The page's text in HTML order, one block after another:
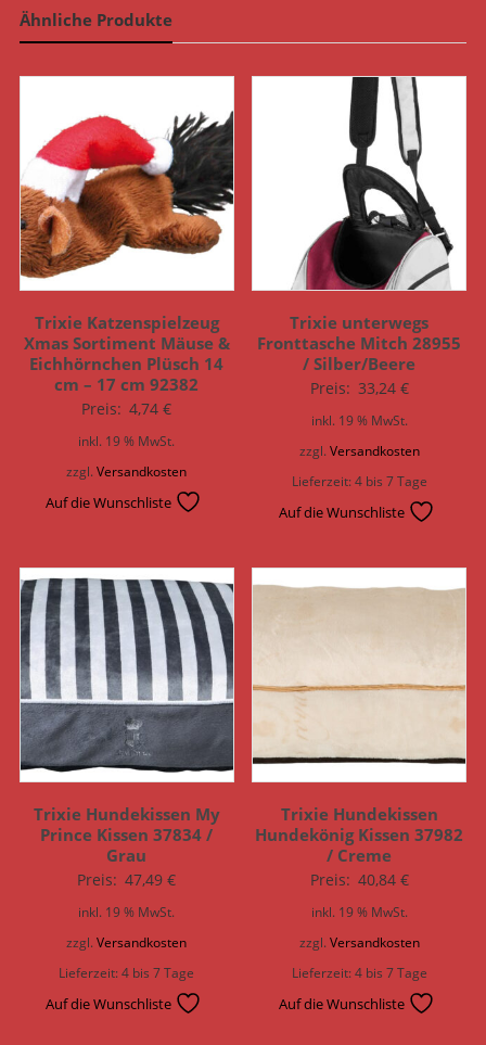
Ähnliche Produkte
Trixie Katzenspielzeug
Xmas Sortiment Mäuse &
Eichhörnchen Plüsch 14
cm – 17 cm 92382
Preis: 4,74€
inkl. 19 % MwSt.
zzgl.Versandkosten
Auf die Wunschliste
Trixie unterwegs
Fronttasche Mitch 28955
/ Silber/Beere
Preis: 33,24 €
inkl. 19 % MwSt.
zzgl. Versandkosten
Lieferzeit:4 bis 7 Tage
Auf die Wunschliste
Trixie Hundekissen My
Prince Kissen 37834 /
Grau
Preis: 47,49€
inkl. 19 % MwSt.
zzgl.Versandkosten
Lieferzeit:4 bis 7 Tage
Auf die Wunschliste
Trixie Hundekissen
Hundekönig Kissen 37982
/ Creme
Preis: 40,84 €
inkl. 19 % MwSt.
zzgl. Versandkosten
Lieferzeit:4 bis 7 Tage
Auf die Wunschliste